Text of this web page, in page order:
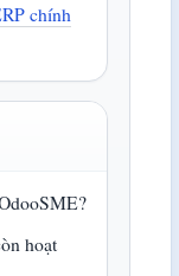
chính
hoạt